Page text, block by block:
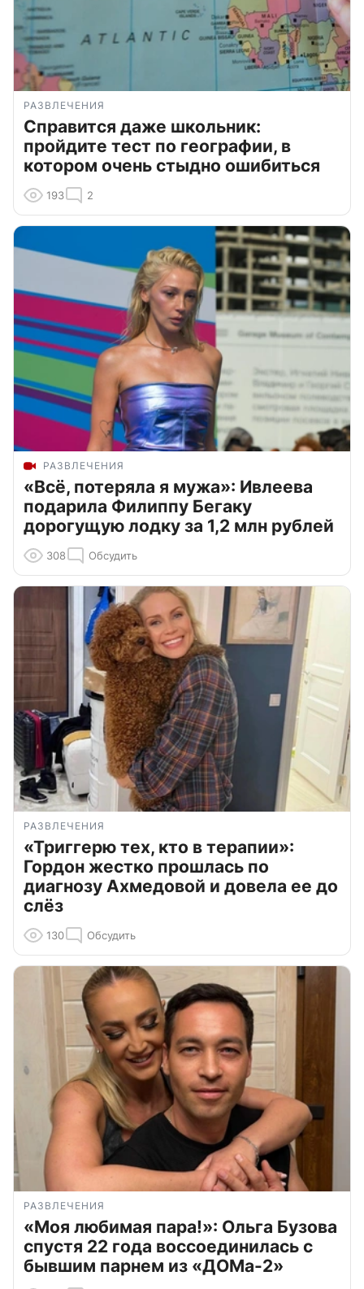
РАЗВЛЕЧЕНИЯ
Справится даже школьник:
пройдите тест по географии, в
котором очень стыдно ошибиться
193 2
РАЗВЛЕЧЕНИЯ
«Всё, потеряла я мужа»: Ивлеева
подарила Филиппу Бегаку
дорогущую лодку за 1,2 млн рублей
308 Обсудить
РАЗВЛЕЧЕНИЯ
«Триггерю тех, кто в терапии»:
Гордон жестко прошлась по
диагнозу Ахмедовой и довела ее до
слёз
130 Обсудить
РАЗВЛЕЧЕНИЯ
«Моя любимая пара!»: Ольга Бузова
спустя 22 года воссоединилась с
бывшим парнем из «ДОМа-2»